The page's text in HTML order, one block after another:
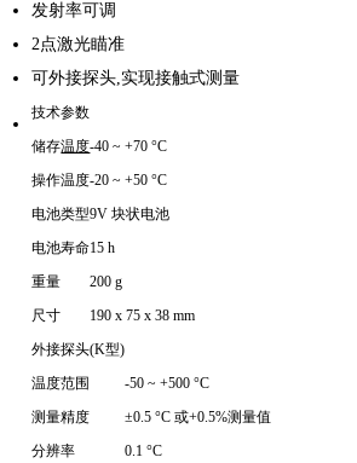
发射率可调
2点激光瞄准
可外接探头,实现接触式测量
技术参数
储存温度-40 ~ +70 °C
操作温度-20 ~ +50 °C
电池类型9V 块状电池
电池寿命15 h
重量
200 g
尺寸
190 x 75 x 38 mm
外接探头(K型)
温度范围
-50 ~ +500 °C
测量精度
±0.5 °C 或+0.5%测量值
分辨率
0.1 °C